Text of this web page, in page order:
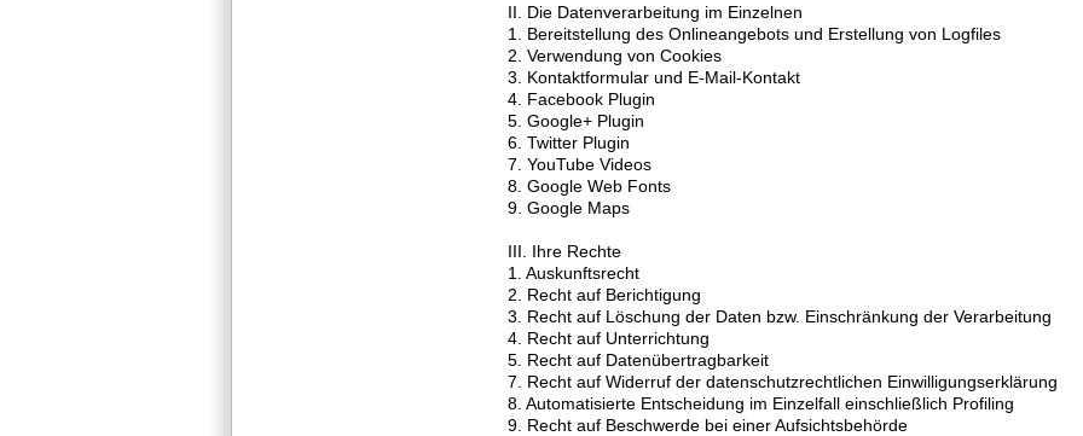
II. Die Datenverarbeitung im Einzelnen
1. Bereitstellung des Onlineangebots und Erstellung von Logfiles
2. Verwendung von Cookies
3. Kontaktformular und E-Mail-Kontakt
4. Facebook Plugin
5. Google+ Plugin
6. Twitter Plugin
7. YouTube Videos
8. Google Web Fonts
9. Google Maps
III. Ihre Rechte
1. Auskunftsrecht
2. Recht auf Berichtigung
3. Recht auf Löschung der Daten bzw. Einschränkung der Verarbeitung
4. Recht auf Unterrichtung
5. Recht auf Datenübertragbarkeit
7. Recht auf Widerruf der datenschutzrechtlichen Einwilligungserklärung
8. Automatisierte Entscheidung im Einzelfall einschließlich Profiling
9. Recht auf Beschwerde bei einer Aufsichtsbehörde